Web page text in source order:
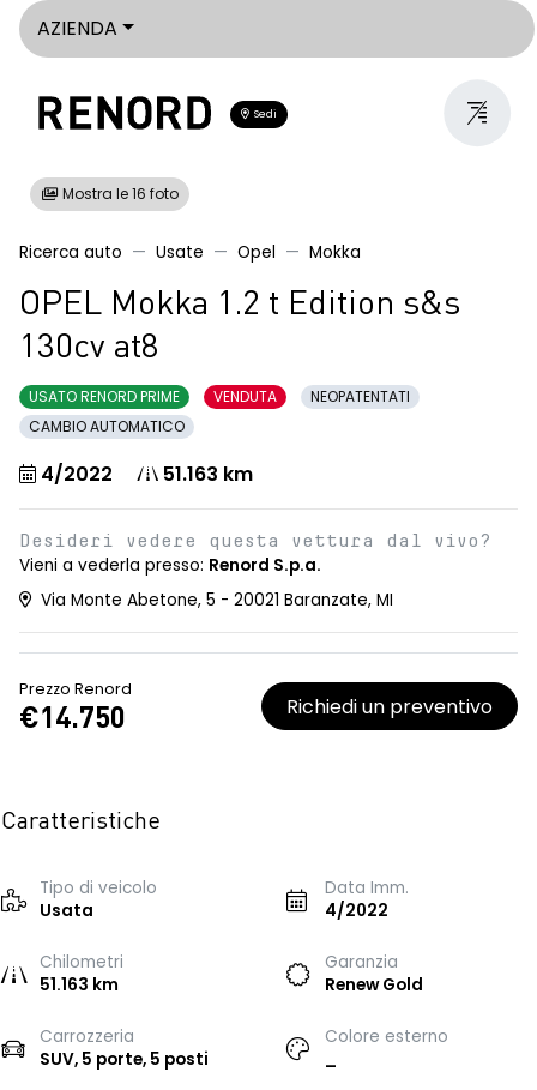
AZIENDA
Sedi
Mostra le 16 foto
Ricerca auto Usate Opel Mokka
OPEL Mokka 1.2 t Edition s&s
130cv at8
USATO RENORD PRIME VENDUTA
NEOPATENTATI
CAMBIO AUTOMATICO
4/2022 51.163 km
Desideri vedere questa vettura dal vivo?
Vieni a vederla presso: Renord S.p.a.
Via Monte Abetone, 5 - 20021 Baranzate, MI
Prezzo Renord
€14.750 Richiedi un preventivo
Caratteristiche
Tipo di veicolo
Usata
Data Imm.
4/2022
Chilometri
51.163 km
Garanzia
Renew Gold
Carrozzeria
SUV, 5 porte, 5 posti
Colore esterno
_